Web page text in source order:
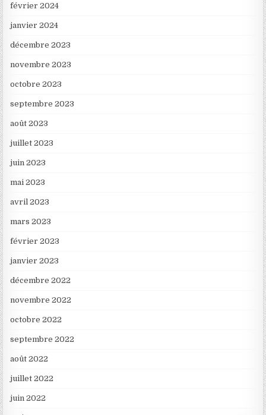
février 2024
janvier 2024
décembre 2023
novembre 2023
octobre 2023
septembre 2023
août 2023
juillet 2023
juin 2023
mai 2023
avril 2023
mars 2023
février 2023
janvier 2023
décembre 2022
novembre 2022
octobre 2022
septembre 2022
août 2022
juillet 2022
juin 2022